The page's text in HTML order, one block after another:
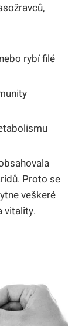
rybí filé
Proto se
veškeré
vitality.